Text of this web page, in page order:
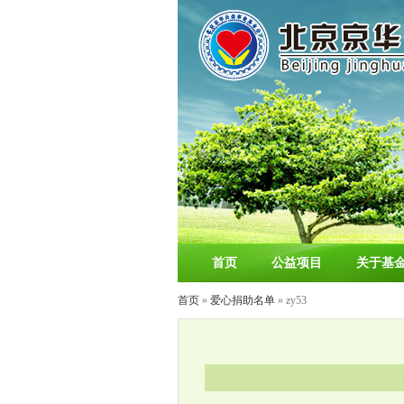
首页 公益项目 关于基
首页 » 爱心捐助名单 » zy53